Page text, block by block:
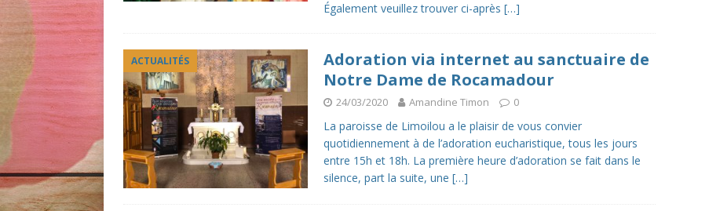
Également veuillez trouver ci-après […]
ACTUALITÉS
Adoration via internet au sanctuaire de
Notre Dame de Rocamadour
24/03/2020 Amandine Timon 0
La paroisse de Limoilou a le plaisir de vous convier
quotidiennement à de l’adoration eucharistique, tous les jours
entre 15h et 18h. La première heure d’adoration se fait dans le
silence, part la suite, une […]